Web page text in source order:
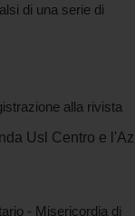
di una serie di
alla rivista
Usl Centro e
- Misericordia di